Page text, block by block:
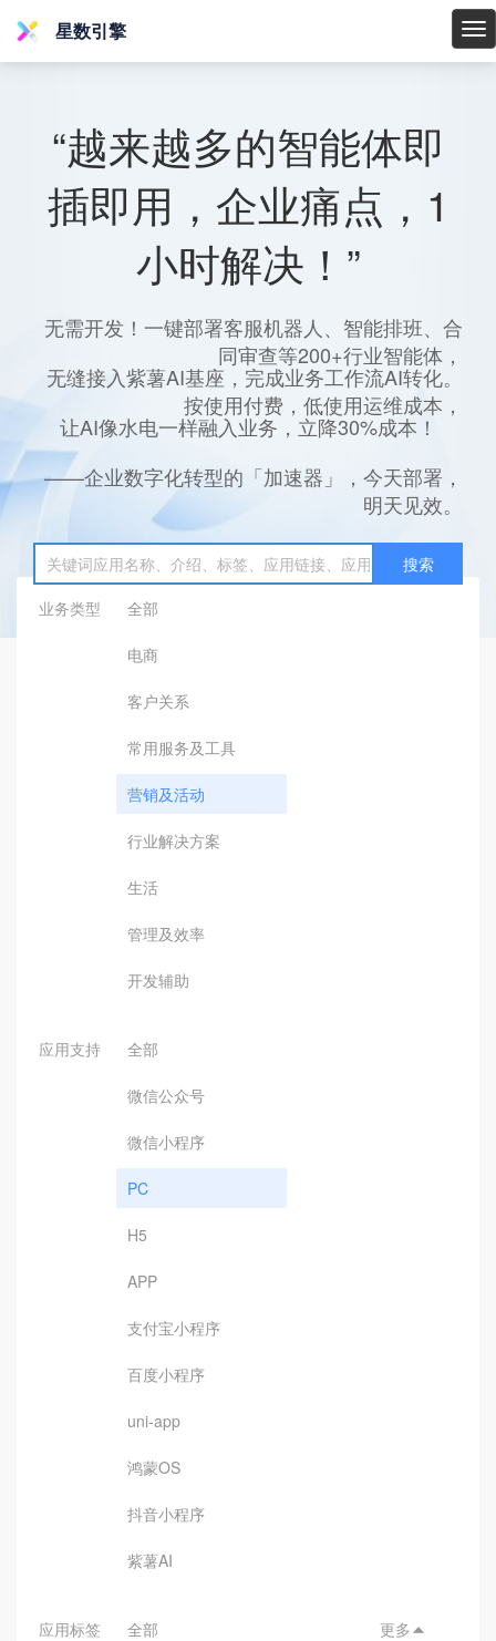
星
星数引擎
“越来越多的智能体即
插即用，企业痛点，1
小时解决！”
无需开发！一键部署客服机器人、智能排班、合
同审查等200+行业智能体，
无缝接入紫薯AI基座，完成业务工作流AI转化。
按使用付费，低使用运维成本，
让AI像水电一样融入业务，立降30%成本！
——企业数字化转型的「加速器」，今天部署，
明天见效。
搜索
业务类型
全部
电商
客户关系
常用服务及工具
营销及活动
行业解决方案
生活
管理及效率
开发辅助
应用支持 全部
微信公众号
微信小程序
PC
H5
APP
支付宝小程序
百度小程序
uni-app
鸿蒙OS
抖音小程序
紫薯AI
应用标签 全部 更多 